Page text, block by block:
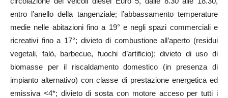
entro l’anello della tangenziale; l’abbassamento temperature
medie nelle abitazioni fino a 19° e negli spazi commerciali e
ricreativi fino a 17°; divieto di combustione all’aperto (residui
vegetali, falò, barbecue, fuochi d’artificio); divieto di uso di
biomasse per il riscaldamento domestico (in presenza di
impianto alternativo) con classe di prestazione energetica ed
emissiva <4*; divieto di sosta con motore acceso per tutti i